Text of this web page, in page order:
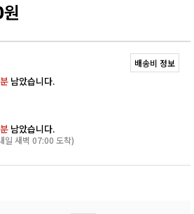
원
남았습니다.
남았습니다.
일 새벽 07:00 도착)
배송비 정보